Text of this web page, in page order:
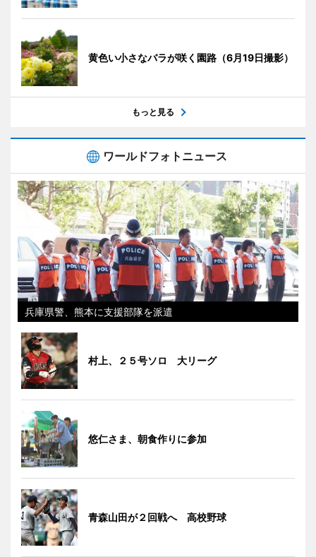
黄色い小さなバラが咲く園路（6月19日撮影）
もっと見る
ワールドフォトニュース
兵庫県警、熊本に支援部隊を派遣
村上、２５号ソロ 大リーグ
悠仁さま、朝食作りに参加
青森山田が２回戦へ 高校野球